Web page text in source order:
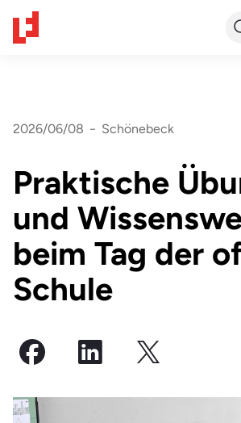
2026/06/08 − Schönebeck
Praktische
und
beim Tag der
Schule